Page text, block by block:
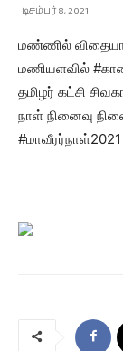
டிசம்பர் 8, 2021
மண்ணில் விதையாய்
மணியளவில்
தமிழர் கட்சி
நாள் நினைவு
#மாவீரர்நாள்2021